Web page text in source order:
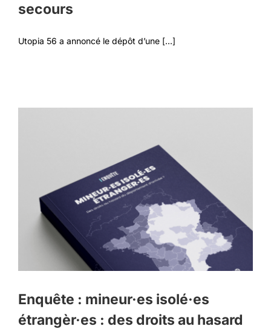
secours
Utopia 56 a annoncé le dépôt d’une [...]
Enquête : mineur·es isolé·es
étrangèr·es : des droits au hasard